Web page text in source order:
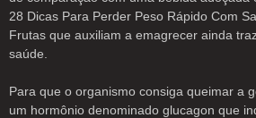
28 Dicas Para Perder Peso Rápido Com
Frutas que auxiliam a emagrecer ainda
saúde.
Para que o organismo consiga queimar a
um hormônio denominado glucagon que